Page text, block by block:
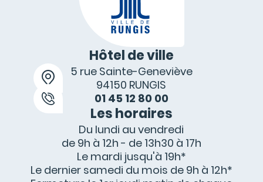
Hôtel de ville
5 rue Sainte-Geneviève
94150 RUNGIS
01 45 12 80 00
Les horaires
Du lundi au vendredi
de 9h à 12h - de 13h30 à 17h
Le mardi jusqu'à 19h*
Le dernier samedi du mois de 9h à 12h*